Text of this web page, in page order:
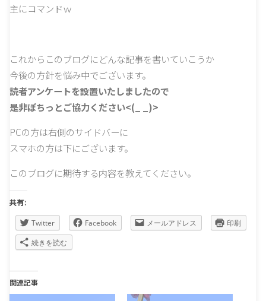
主にコマンドｗ
これからこのブログにどんな記事を書いていこうか
今後の方針を悩み中でございます。
読者アンケートを設置いたしましたので
是非ぽちっとご協力ください<(_ _)>
PCの方は右側のサイドバーに
スマホの方は下にございます。
このブログに期待する内容を教えてください。
共有:
Twitter Facebook メールアドレス
印刷
続きを読む
関連記事